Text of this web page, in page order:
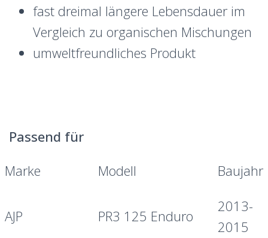
fast dreimal längere Lebensdauer im
Vergleich zu organischen Mischungen
umweltfreundliches Produkt
Passend für
Marke
Modell Baujahr
AJP PR3 125 Enduro
2013-
2015